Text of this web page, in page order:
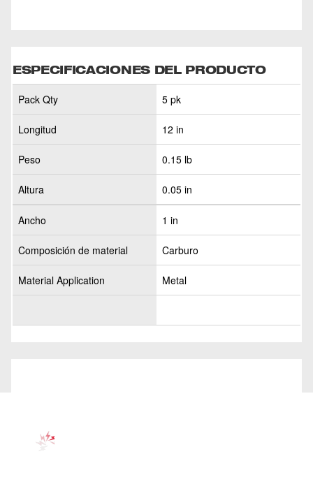
ESPECIFICACIONES DEL PRODUCTO
Pack Qty 5 pk
Longitud 12 in
Peso 0.15 lb
Altura 0.05 in
Ancho 1 in
Composición de material Carburo
Material Application Metal